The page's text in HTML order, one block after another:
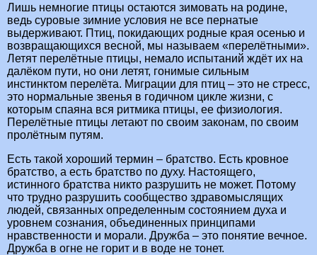
Лишь немногие птицы остаются зимовать на родине,
ведь суровые зимние условия не все пернатые
выдерживают. Птиц, покидающих родные края осенью и
возвращающихся весной, мы называем «перелётными».
Летят перелётные птицы, немало испытаний ждёт их на
далёком пути, но они летят, гонимые сильным
инстинктом перелёта. Миграции для птиц – это не стресс,
это нормальные звенья в годичном цикле жизни, с
которым спаяна вся ритмика птицы, ее физиология.
Перелётные птицы летают по своим законам, по своим
пролётным путям.
Есть такой хороший термин – братство. Есть кровное
братство, а есть братство по духу. Настоящего,
истинного братства никто разрушить не может. Потому
что трудно разрушить сообщество здравомыслящих
людей, связанных определенным состоянием духа и
уровнем сознания, объединенных принципами
нравственности и морали. Дружба – это понятие вечное.
Дружба в огне не горит и в воде не тонет.